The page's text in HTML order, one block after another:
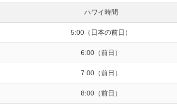
ハワイ時間
5:00（日本の前日）
6:00（前日）
7:00（前日）
8:00（前日）